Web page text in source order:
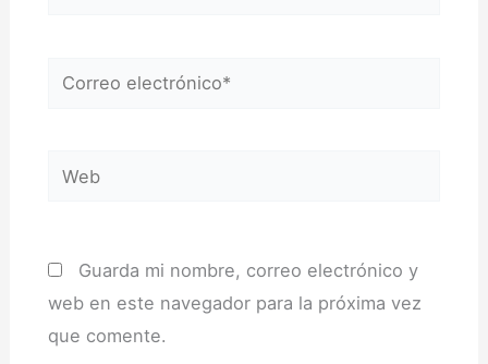
Correo
Web
Guarda mi nombre, correo electrónico y
web en este navegador para la próxima vez
que comente.